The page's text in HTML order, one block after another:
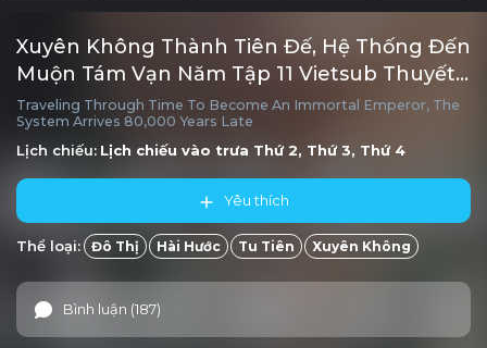
Xuyên Không Thành Tiên Đế, Hệ Thống Đến
Muộn Tám Vạn Năm Tập 11 Vietsub Thuyết
minh
Traveling Through Time To Become An Immortal Emperor, The
System Arrives 80,000 Years Late
Lịch chiếu: Lịch chiếu vào trưa Thứ 2, Thứ 3, Thứ 4
Yêu thích
Thể loại: Đô Thị Hài Hước Tu Tiên Xuyên Không
Bình luận (187)